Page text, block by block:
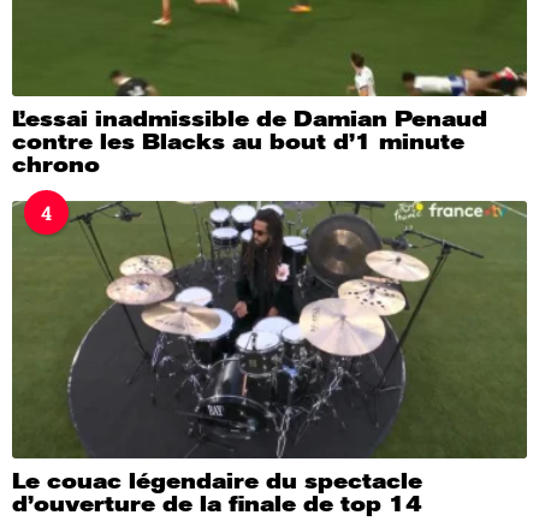
L’essai inadmissible de Damian Penaud
contre les Blacks au bout d’1 minute
chrono
4
Le couac légendaire du spectacle
d’ouverture de la finale de top 14